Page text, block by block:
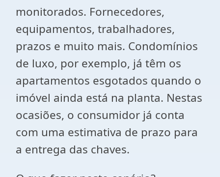
monitorados. Fornecedores,
equipamentos, trabalhadores,
prazos e muito mais. Condomínios
de luxo, por exemplo, já têm os
apartamentos esgotados quando o
imóvel ainda está na planta. Nestas
ocasiões, o consumidor já conta
com uma estimativa de prazo para
a entrega das chaves.